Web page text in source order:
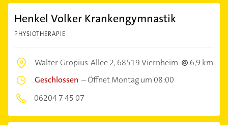
Henkel Volker Krankengymnastik
PHYSIOTHERAPIE
Walter-Gropius-Allee 2,68519 Viernheim
6,9 km
Geschlossen –Öffnet Montag um 08:00
06204 7 45 07